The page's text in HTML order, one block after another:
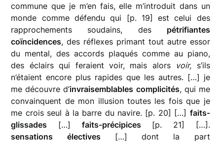
commune que je m’en fais, elle m’introduit dans un
monde comme défendu qui [p. 19] est celui des
rapprochements soudains, des pétrifiantes
coïncidences, des réflexes primant tout autre essor
du mental, des accords plaqués comme au piano,
des éclairs qui feraient voir, mais alors voir, s’ils
n’étaient encore plus rapides que les autres. […] je
me découvre d’invraisemblables complicités, qui me
convainquent de mon illusion toutes les fois que je
me crois seul à la barre du navire. [p. 20] […] faits-
glissades […] faits-précipices [p. 21] […].
sensations électives […] dont la part